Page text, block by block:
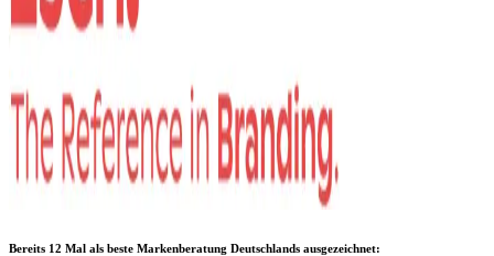
Bereits 12 Mal als beste Markenberatung Deutschlands ausgezeichnet: